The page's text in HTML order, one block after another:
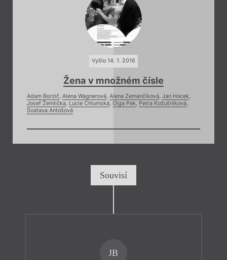
Vyšlo 14. 1. 2016
Žena v množném čísle
Adam Borzič, Alena Wagnerová, Alena Zemančíková, Jan Hocek,
Josef Žemlička, Lucie Chlumská, Olga Pek, Petra Kožušníková,
Svatava Antošová
Souvisí
JB